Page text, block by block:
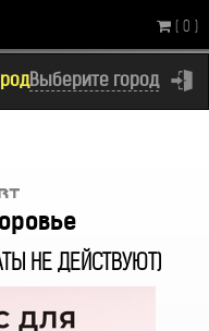
Выберите город
( 0 )